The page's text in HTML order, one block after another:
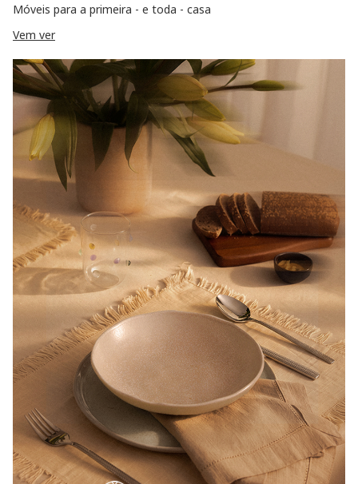
Móveis para a primeira - e toda - casa
Vem ver